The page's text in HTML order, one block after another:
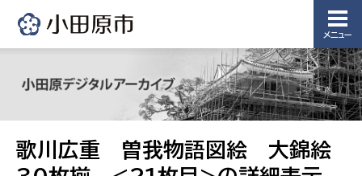
メニュー
歌川広重 曽我物語図絵 大錦絵